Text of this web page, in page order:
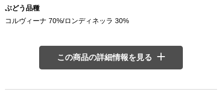
ぶどう品種
コルヴィーナ 70%/ロンディネッラ 30%
この商品の詳細情報を見る